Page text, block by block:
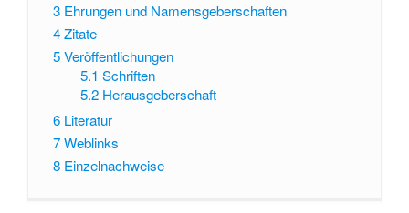
3 Ehrungen und Namensgeberschaften
4Zitate
5Veröffentlichungen
5.1 Schriften
5.2 Herausgeberschaft
6 Literatur
7Weblinks
8 Einzelnachweise